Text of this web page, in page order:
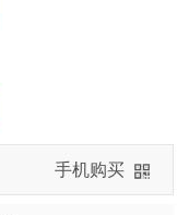
手机购买